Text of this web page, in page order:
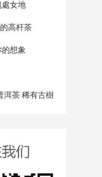
處女地
高杆茶
想象
洱茶 稀有古樹